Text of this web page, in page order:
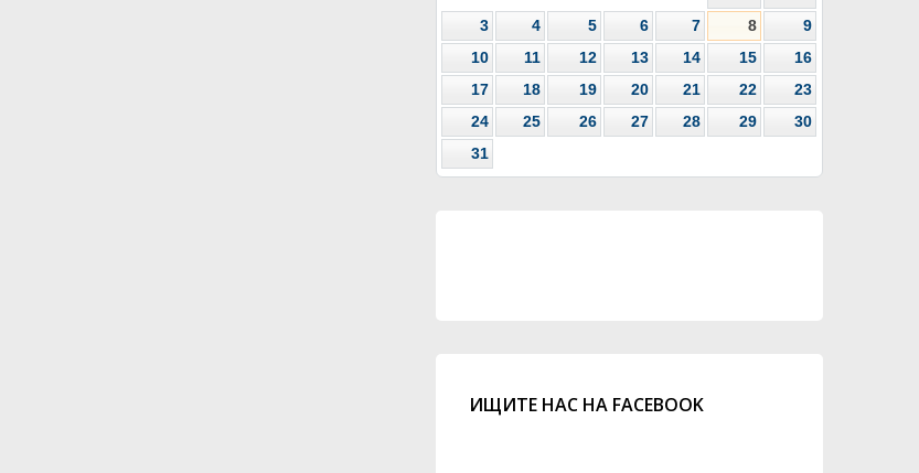
3
4 5 6 7 8
9
10
11 12 13 14 15
16
17
18 19 20 21 22
23
24
25 26 27 28 29
30
31
ИЩИТЕ НАС НА FACEBOOK